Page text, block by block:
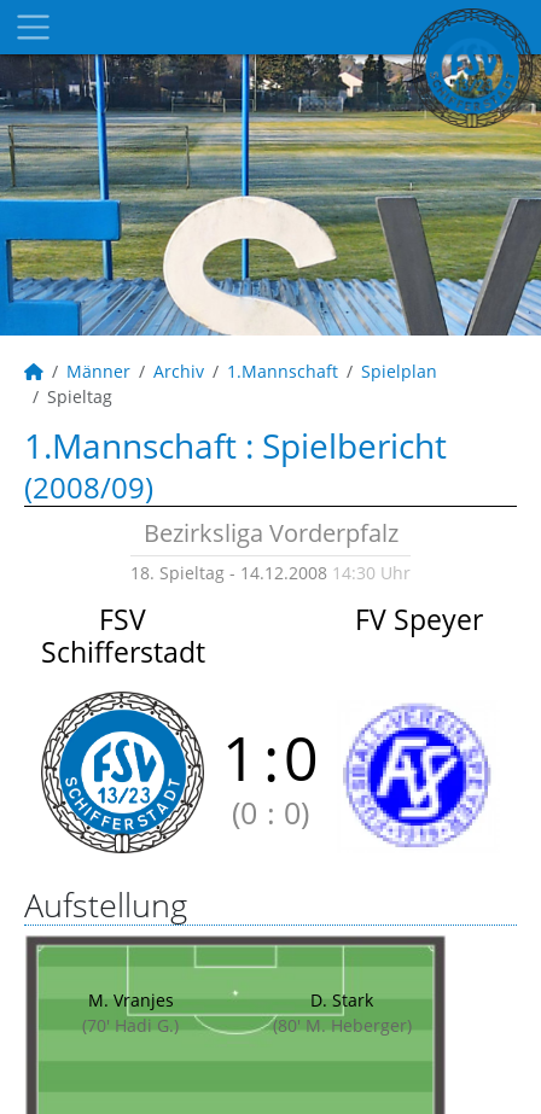
Männer Archiv 1.Mannschaft
Spielplan
Spieltag
1.Mannschaft : Spielbericht
(2008/09)
Bezirksliga Vorderpfalz
18. Spieltag - 14.12.2008 14:30 Uhr
FSV
Schifferstadt
FV Speyer
1 :0
(0 : 0)
Aufstellung
M. Vranjes
(70' Hadi G.)
D. Stark
(80' M. Heberger)